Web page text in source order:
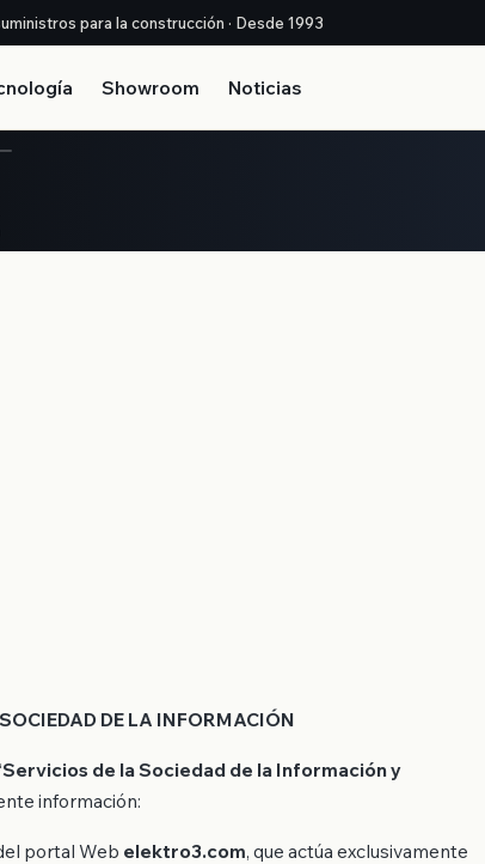
para la construcción · Desde 1993
Showroom Noticias
DE LA INFORMACIÓN
Servicios de la Sociedad de la Información y
información:
portal Web elektro3.com, que actúa exclusivamente